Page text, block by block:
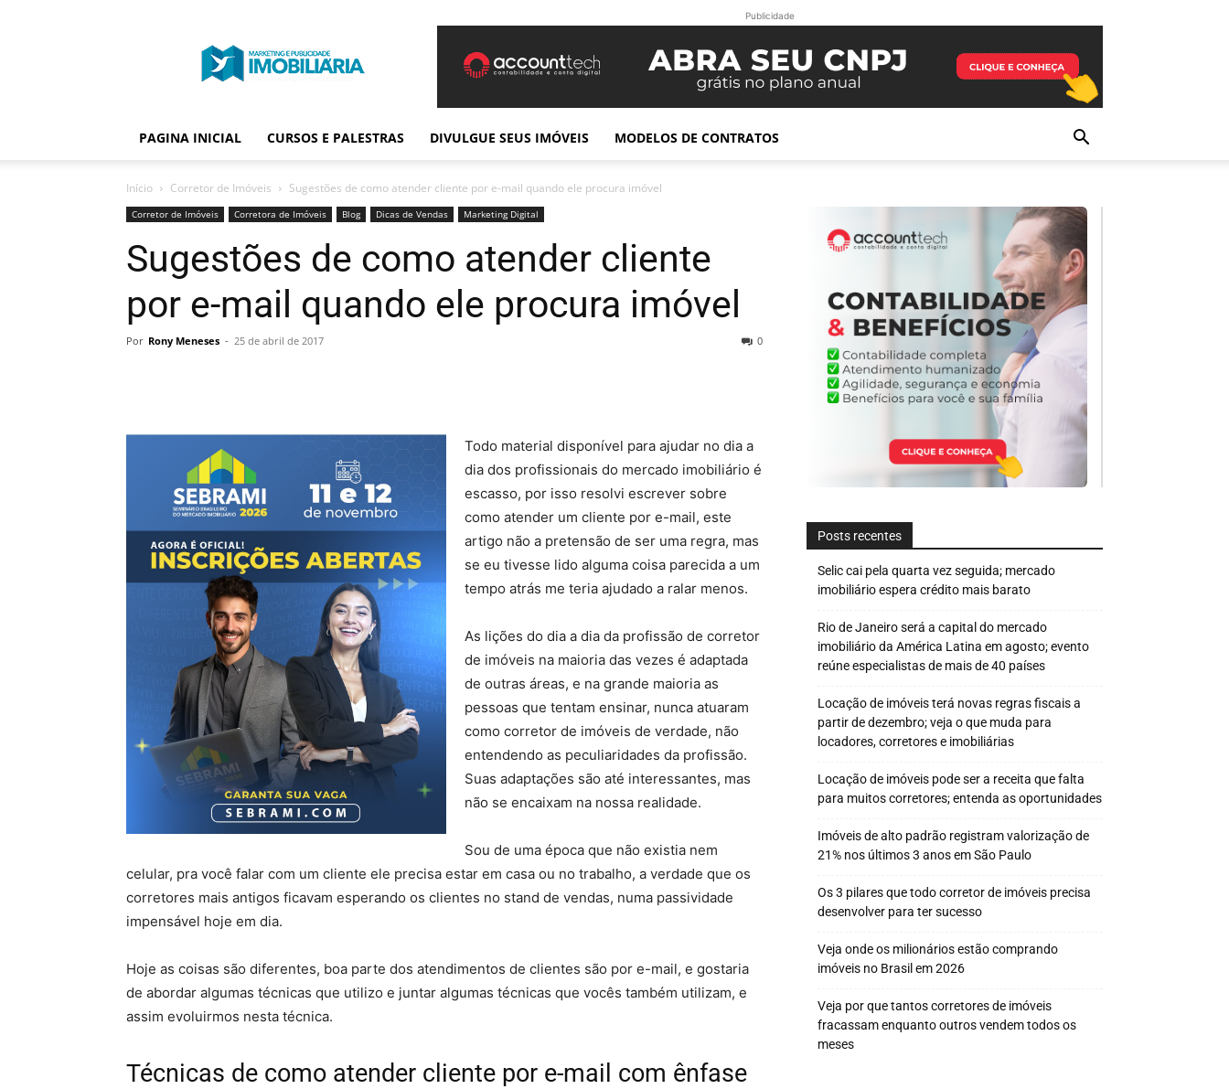
Publicidade
Imobiliária
Publicidade
PAGINA INICIAL CURSOS E PALESTRAS DIVULGUE SEUS IMÓVEIS MODELOS DE CONTRATOS
Início Corretor de Imóveis Sugestões de como atender cliente por e-mail quando ele procura imóvel
Corretor de Imóveis Corretora de Imóveis Blog Dicas de Vendas Marketing Digital
Sugestões de como atender cliente
por e-mail quando ele procura imóvel
Por Rony Meneses - 25 de abril de 2017 0
Todo material disponível para ajudar no dia a
dia dos profissionais do mercado imobiliário é
escasso, por isso resolvi escrever sobre
como atender um cliente por e-mail, este
artigo não a pretensão de ser uma regra, mas
se eu tivesse lido alguma coisa parecida a um
tempo atrás me teria ajudado a ralar menos.
As lições do dia a dia da profissão de corretor
de imóveis na maioria das vezes é adaptada
de outras áreas, e na grande maioria as
pessoas que tentam ensinar, nunca atuaram
como corretor de imóveis de verdade, não
entendendo as peculiaridades da profissão.
Suas adaptações são até interessantes, mas
não se encaixam na nossa realidade.
Sou de uma época que não existia nem
celular, pra você falar com um cliente ele precisa estar em casa ou no trabalho, a verdade que os
corretores mais antigos ficavam esperando os clientes no stand de vendas, numa passividade
impensável hoje em dia.
Hoje as coisas são diferentes, boa parte dos atendimentos de clientes são por e-mail, e gostaria
de abordar algumas técnicas que utilizo e juntar algumas técnicas que vocês também utilizam, e
assim evoluirmos nesta técnica.
Técnicas de como atender cliente por e-mail com ênfase
Posts recentes
Selic cai pela quarta vez seguida; mercado
imobiliário espera crédito mais barato
Rio de Janeiro será a capital do mercado
imobiliário da América Latina em agosto; evento
reúne especialistas de mais de 40 países
Locação de imóveis terá novas regras fiscais a
partir de dezembro; veja o que muda para
locadores, corretores e imobiliárias
Locação de imóveis pode ser a receita que falta
para muitos corretores; entenda as oportunidades
Imóveis de alto padrão registram valorização de
21% nos últimos 3 anos em São Paulo
Os 3 pilares que todo corretor de imóveis precisa
desenvolver para ter sucesso
Veja onde os milionários estão comprando
imóveis no Brasil em 2026
Veja por que tantos corretores de imóveis
fracassam enquanto outros vendem todos os
meses